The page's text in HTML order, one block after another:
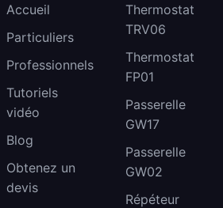
Accueil
Particuliers
Professionnels
Tutoriels
vidéo
Blog
Obtenez un
devis
Thermostat
TRV06
Thermostat
FP01
Passerelle
GW17
Passerelle
GW02
Répéteur